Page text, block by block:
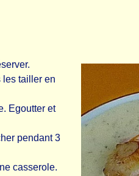
les tailler en
Egoutter et
pendant 3
casserole.